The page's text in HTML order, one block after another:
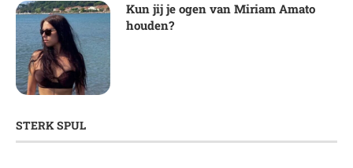
Kun jij je ogen van Miriam Amato
houden?
STERK SPUL